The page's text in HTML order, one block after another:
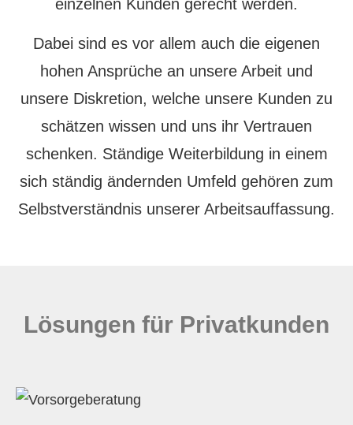
einzelnen Kunden gerecht werden.
Dabei sind es vor allem auch die eigenen
hohen Ansprüche an unsere Arbeit und
unsere Diskretion, welche unsere Kunden zu
schätzen wissen und uns ihr Vertrauen
schenken. Ständige Weiterbildung in einem
sich ständig ändernden Umfeld gehören zum
Selbstverständnis unserer Arbeitsauffassung.
Lösungen für Privatkunden